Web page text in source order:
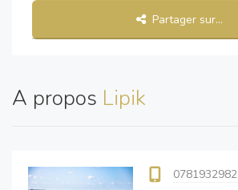
Partager sur...
A propos Lipik
0781932982